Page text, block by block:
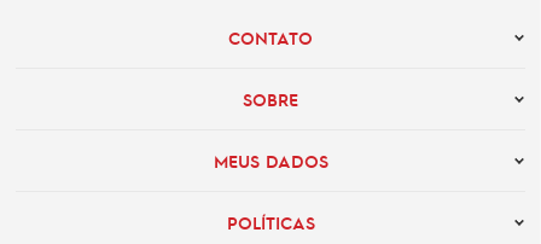
CONTATO
SOBRE
MEUS DADOS
POLÍTICAS